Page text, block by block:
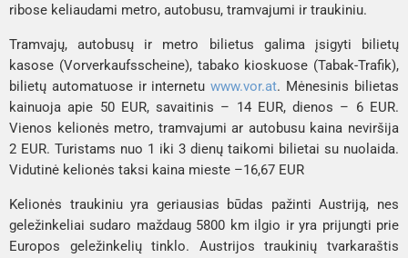
ribose keliaudami metro, autobusu, tramvajumi ir traukiniu.
Tramvajų, autobusų ir metro bilietus galima įsigyti bilietų
kasose (Vorverkaufsscheine), tabako kioskuose (Tabak-Trafik),
bilietų automatuose ir internetuwww.vor.at. Mėnesinis bilietas
kainuoja apie 50 EUR, savaitinis – 14 EUR, dienos – 6 EUR.
Vienos kelionės metro, tramvajumi ar autobusu kaina neviršija
2 EUR. Turistams nuo 1 iki 3 dienų taikomi bilietai su nuolaida.
Vidutinė kelionės taksi kaina mieste –16,67 EUR
Kelionės traukiniu yra geriausias būdas pažinti Austriją, nes
geležinkeliai sudaro maždaug 5800 km ilgio ir yra prijungti prie
Europos geležinkelių tinklo. Austrijos traukinių tvarkaraštis